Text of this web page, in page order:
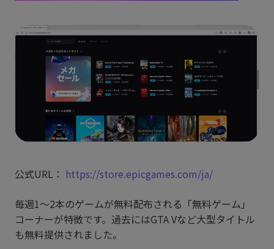
公式URL： https://store.epicgames.com/ja/
毎週1〜2本のゲームが無料配布される「無料ゲーム」
コーナーが特徴です。過去にはGTA Vなど大型タイトル
も無料提供されました。